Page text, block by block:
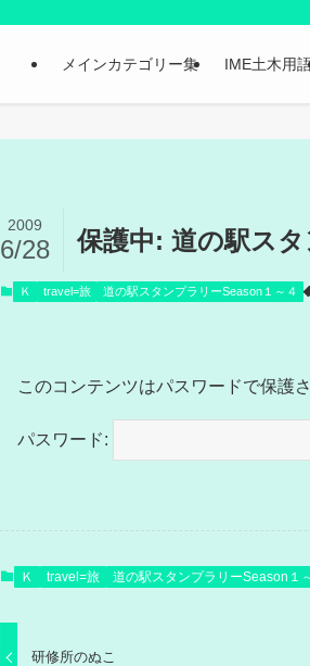
メインカテゴリー集 IME土木用
保護中: 道の駅ス
2009
6/28
Ｋ travel=旅 道の駅スタンプラリーSeason１～４
このコンテンツはパスワードで保護
パスワード:
Ｋ travel=旅 道の駅スタンプラリーSeason１
研修所のぬこ